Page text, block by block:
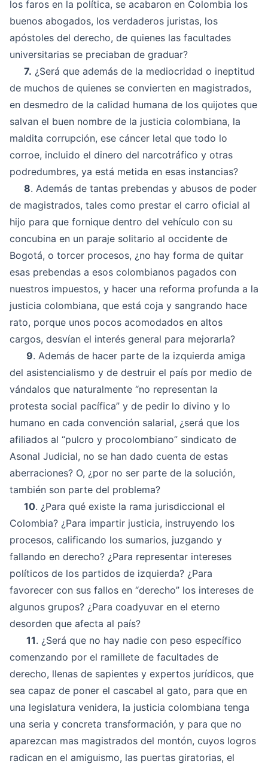
los faros en la política, se acabaron en Colombia los
buenos abogados, los verdaderos juristas, los
apóstoles del derecho, de quienes las facultades
universitarias se preciaban de graduar?
7. ¿Será que además de la mediocridad o ineptitud
de muchos de quienes se convierten en magistrados,
en desmedro de la calidad humana de los quijotes que
salvan el buen nombre de la justicia colombiana, la
maldita corrupción, ese cáncer letal que todo lo
corroe, incluido el dinero del narcotráfico y otras
podredumbres, ya está metida en esas instancias?
8. Además de tantas prebendas y abusos de poder
de magistrados, tales como prestar el carro oficial al
hijo para que fornique dentro del vehículo con su
concubina en un paraje solitario al occidente de
Bogotá, o torcer procesos, ¿no hay forma de quitar
esas prebendas a esos colombianos pagados con
nuestros impuestos, y hacer una reforma profunda a la
justicia colombiana, que está coja y sangrando hace
rato, porque unos pocos acomodados en altos
cargos, desvían el interés general para mejorarla?
9. Además de hacer parte de la izquierda amiga
del asistencialismo y de destruir el país por medio de
vándalos que naturalmente “no representan la
protesta social pacífica” y de pedir lo divino y lo
humano en cada convención salarial, ¿será que los
afiliados al “pulcro y procolombiano” sindicato de
Asonal Judicial, no se han dado cuenta de estas
aberraciones? O, ¿por no ser parte de la solución,
también son parte del problema?
10. ¿Para qué existe la rama jurisdiccional el
Colombia? ¿Para impartir justicia, instruyendo los
procesos, calificando los sumarios, juzgando y
fallando en derecho? ¿Para representar intereses
políticos de los partidos de izquierda? ¿Para
favorecer con sus fallos en “derecho” los intereses de
algunos grupos? ¿Para coadyuvar en el eterno
desorden que afecta al país?
11. ¿Será que no hay nadie con peso específico
comenzando por el ramillete de facultades de
derecho, llenas de sapientes y expertos jurídicos, que
sea capaz de poner el cascabel al gato, para que en
una legislatura venidera, la justicia colombiana tenga
una seria y concreta transformación, y para que no
aparezcan mas magistrados del montón, cuyos logros
radican en el amiguismo, las puertas giratorias, el